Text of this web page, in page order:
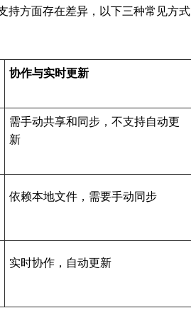
持方面存在差异，以下三种常见方式
协作与实时更新
需手动共享和同步，不支持自动更
新
依赖本地文件，需要手动同步
实时协作，自动更新